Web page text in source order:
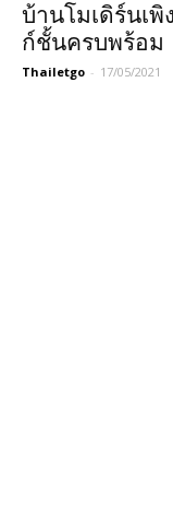
บ้านโมเดิร์นเ
ก์ชั้นครบพร้อม
Thailetgo - 17/05/2021